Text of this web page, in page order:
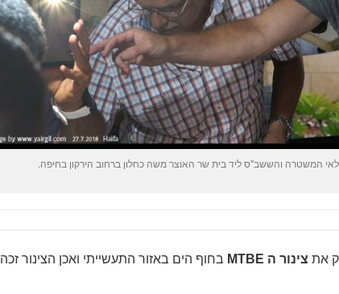
המשטרה והששב"ס ליד בית שר האוצר משה כחלון ברחוב הירקון בחיפה.
את צינור ה MTBE
בחוף הים באזור התעשייתי ואכן הצינור זכה